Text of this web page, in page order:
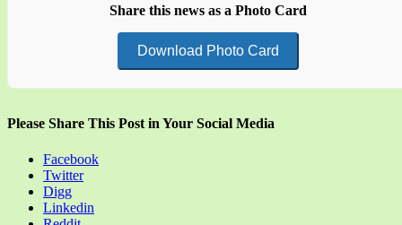
Share this news as a Photo Card
Download Photo Card
Please Share This Post in Your Social Media
Facebook
Twitter
Digg
Linkedin